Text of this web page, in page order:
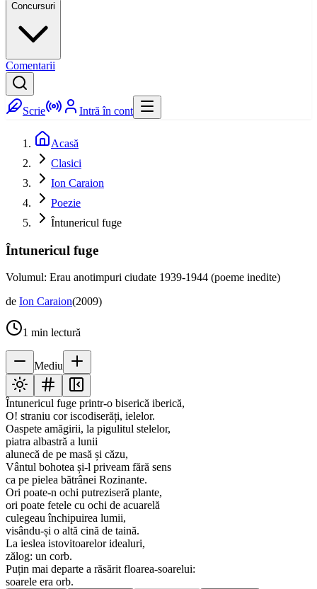
Concursuri
Comentarii
Scrie Intră în cont
Acasă
Clasici
Ion Caraion
Poezie
Întunericul fuge
Întunericul fuge
Volumul: Erau anotimpuri ciudate 1939-1944 (poeme inedite)
de Ion Caraion(2009)
1 min lectură
Mediu
Întunericul fuge printr-o biserică iberică,
O! straniu cor iscodiserăți, ielelor.
Oaspete amăgirii, la pigulitul stelelor,
piatra albastră a lunii
alunecă de pe masă și căzu,
Vântul bohotea și-l priveam fără sens
ca pe pielea bătrânei Rozinante.
Ori poate-n ochi putreziseră plante,
ori poate fetele cu ochi de acuarelă
culegeau închipuirea lumii,
visându-și o altă cină de taină.
La ieslea istovitoarelor idealuri,
zălog: un corb.
Puțin mai departe a răsărit floarea-soarelui:
soarele era orb.